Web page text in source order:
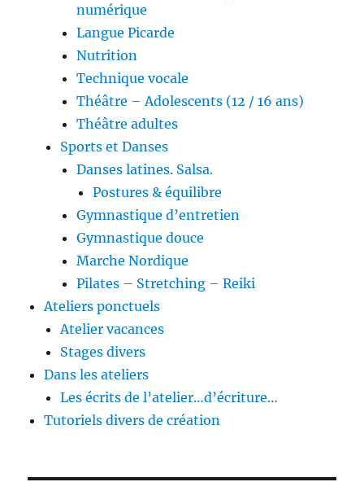
numérique
Langue Picarde
Nutrition
Technique vocale
Théâtre – Adolescents (12 / 16 ans)
Théâtre adultes
Sports et Danses
Danses latines. Salsa.
Postures & équilibre
Gymnastique d’entretien
Gymnastique douce
Marche Nordique
Pilates – Stretching – Reiki
Ateliers ponctuels
Atelier vacances
Stages divers
Dans les ateliers
Les écrits de l’atelier…d’écriture…
Tutoriels divers de création